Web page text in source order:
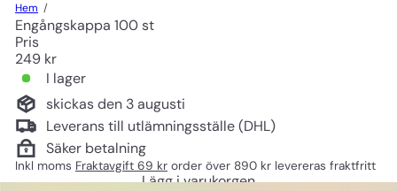
Hem
Engångskappa 100 st
Pris
Ord
pris
249 kr
I lager
skickas den 3 augusti
Leverans till utlämningsställe (DHL)
Säker betalning
Inkl moms Fraktavgift 69 kr order över 890 kr levereras fraktfritt
Lägg i varukorgen